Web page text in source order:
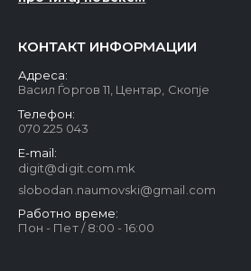
Адреса:
Телефон:
E-mail:
digit@digit.com.mk
slobodan.naumovski@gmail.com
Работно време: